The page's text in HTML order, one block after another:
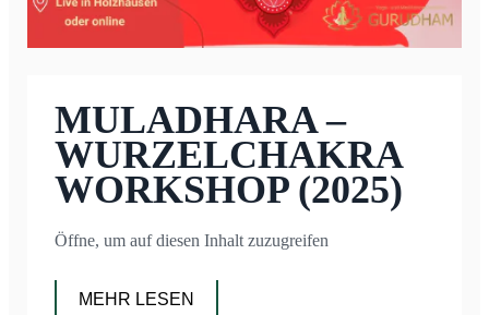
MULADHARA –
WURZELCHAKRA
WORKSHOP (2025)
Öffne, um auf diesen Inhalt zuzugreifen
MEHR LESEN